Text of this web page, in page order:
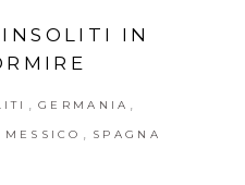
IN
GERMANIA
MESSICO SPAGNA